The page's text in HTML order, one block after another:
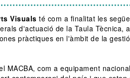
Visuals té com a finalitat les
d'actuació de la Taula Tècnica,
pràctiques en l'àmbit de la
MACBA, com a equipament